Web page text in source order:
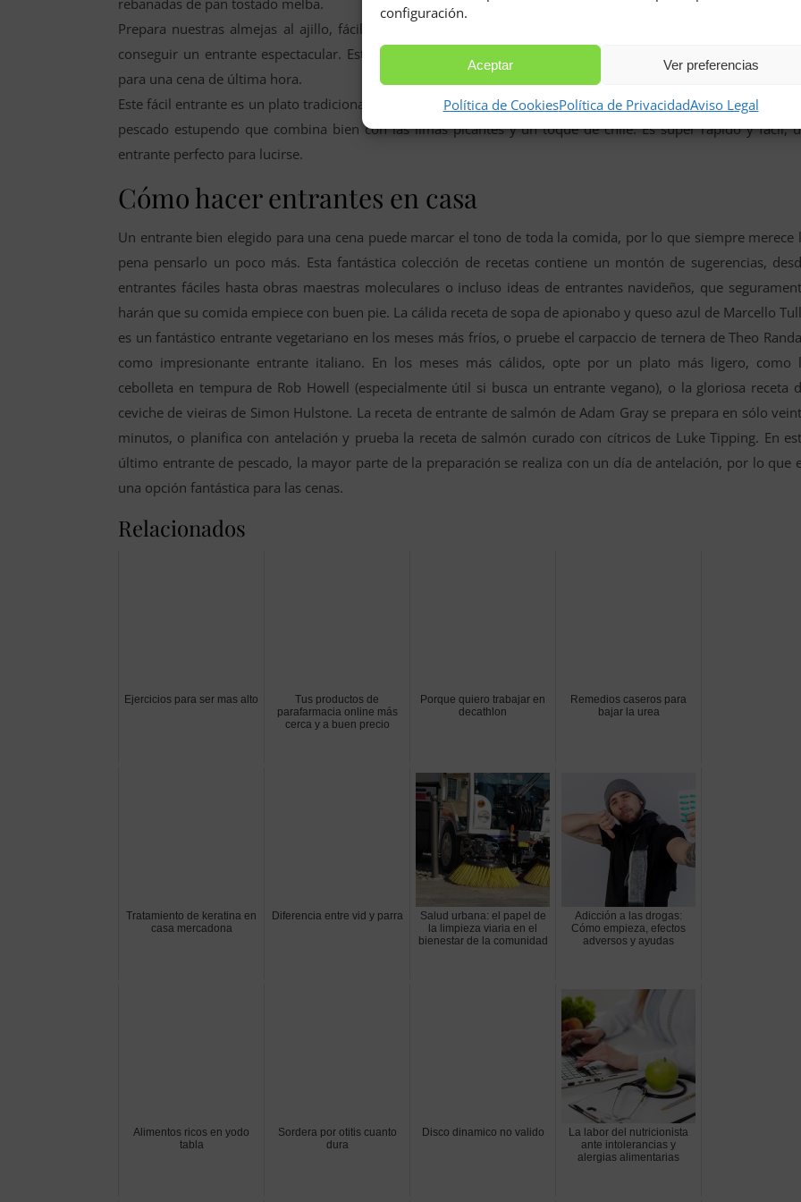
configuración.
Aceptar Ver preferencias
Política de CookiesPolítica de PrivacidadAviso Legal
Prepara nuestras almejas al ajillo, fáciles y bajas en calorías, con una crujiente tostada de masa madre para
conseguir un entrante espectacular. Esta receta fácil está lista en sólo quince minutos, por lo que es perfecta
para una cena de última hora.
Este fácil entrante es un plato tradicional latinoamericano. Nuestra receta no contiene gluten y utiliza dorada, un
pescado estupendo que combina bien con las limas picantes y un toque de chile. Es súper rápido y fácil,
entrante perfecto para lucirse.
Cómo hacer entrantes en casa
Un entrante bien elegido para una cena puede marcar el tono de toda la comida, por lo que siempre merece
pena pensarlo un poco más. Esta fantástica colección de recetas contiene un montón de sugerencias,
entrantes fáciles hasta obras maestras moleculares o incluso ideas de entrantes navideños, que
harán que su comida empiece con buen pie. La cálida receta de sopa de apionabo y queso azul de Marcello
es un fantástico entrante vegetariano en los meses más fríos, o pruebe el carpaccio de ternera de Theo
como impresionante entrante italiano. En los meses más cálidos, opte por un plato más ligero, como
cebolleta en tempura de Rob Howell (especialmente útil si busca un entrante vegano), o la gloriosa receta
ceviche de vieiras de Simon Hulstone. La receta de entrante de salmón de Adam Gray se prepara en sólo
minutos, o planifica con antelación y prueba la receta de salmón curado con cítricos de Luke Tipping. En
último entrante de pescado, la mayor parte de la preparación se realiza con un día de antelación, por lo que
una opción fantástica para las cenas.
Relacionados
Ejercicios para ser mas alto
Tus productos de
parafarmacia online más
cerca y a buen precio
Porque quiero trabajar en
decathlon
Remedios caseros para
bajar la urea
Tratamiento de keratina en
casa mercadona
Diferencia entre vid y parra
Salud urbana: el papel de
la limpieza viaria en el
bienestar de la comunidad
Adicción a las drogas:
Cómo empieza, efectos
adversos y ayudas
Alimentos ricos en yodo
tabla
Sordera por otitis cuanto
dura
Disco dinamico no valido
La labor del nutricionista
ante intolerancias y
alergias alimentarias